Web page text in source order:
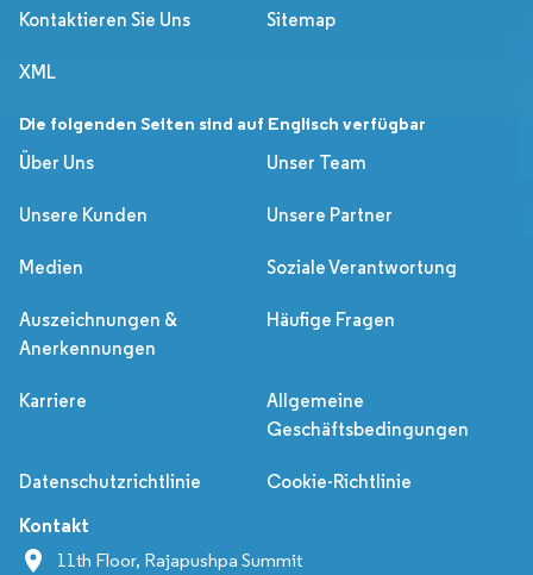
Kontaktieren Sie Uns Sitemap
XML
Die folgenden Seiten sind auf Englisch verfügbar
Über Uns
Unser Team
Unsere Kunden Unsere Partner
Medien Soziale Verantwortung
Auszeichnungen &
Anerkennungen
Häufige Fragen
Karriere
Allgemeine
Geschäftsbedingungen
Datenschutzrichtlinie Cookie-Richtlinie
Kontakt
11th Floor, Rajapushpa Summit